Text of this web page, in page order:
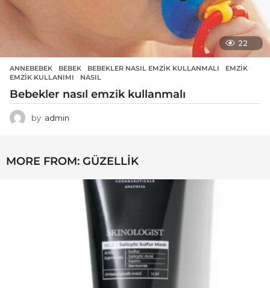
22
ANNEBEBEK BEBEK ,BEBEKLER NASIL EMZIK KULLANMALI ,EMZIK
EMZIK KULLANIMI
,NASIL
Bebekler nasıl emzik kullanmalı
by admin
MORE FROM: GÜZELLIK